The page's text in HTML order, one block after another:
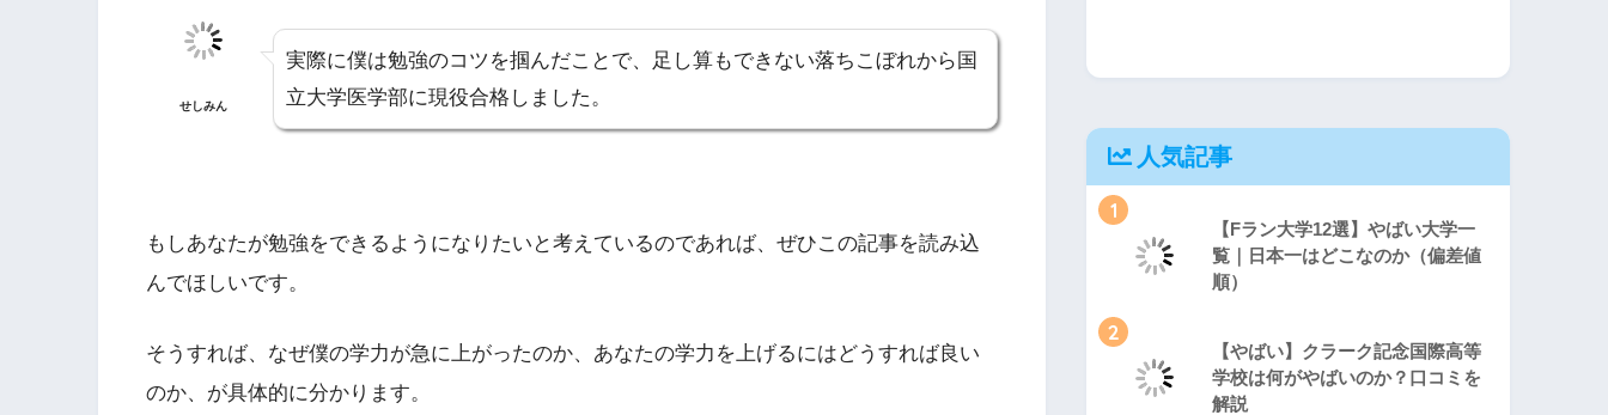
せしみん
実際に僕は勉強のコツを掴んだことで、足し算もできない落ちこぼれから国
立大学医学部に現役合格しました。
もしあなたが勉強をできるようになりたいと考えているのであれば、ぜひこの記事を読み込
んでほしいです。
そうすれば、なぜ僕の学力が急に上がったのか、あなたの学力を上げるにはどうすれば良い
のか、が具体的に分かります。
人気記事
1
【Fラン大学12選】やばい大学一
覧｜日本一はどこなのか（偏差値
順）
2
【やばい】クラーク記念国際高等
学校は何がやばいのか？口コミを
解説